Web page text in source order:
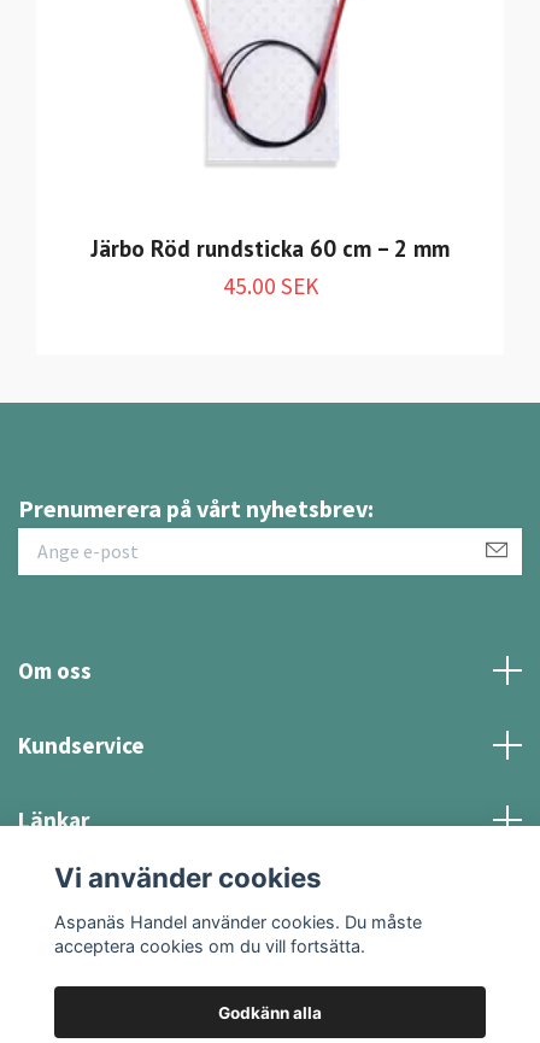
Järbo Röd rundsticka 60 cm – 2 mm
45.00 SEK
Prenumerera på vårt nyhetsbrev:
Om oss
Kundservice
Länkar
Sociala medier
Vi använder cookies
Aspanäs Handel använder cookies. Du måste
acceptera cookies om du vill fortsätta.
Godkänn alla